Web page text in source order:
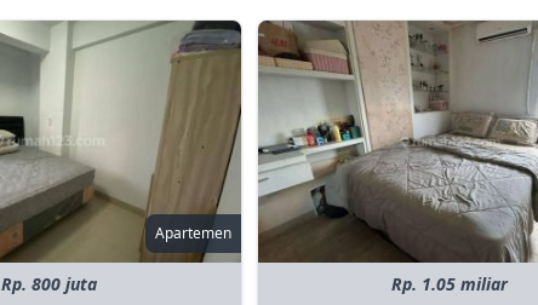
Apartemen
Rp. 800 juta Rp. 1.05 miliar